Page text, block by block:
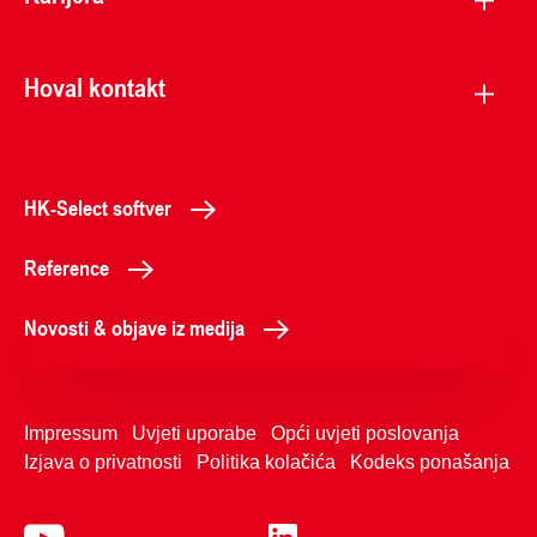
Hoval kontakt
HK-Select softver
Reference
Novosti & objave iz medija
Impressum Uvjeti uporabe
Opći uvjeti poslovanja
Izjava o privatnosti
Politika kolačića Kodeks ponašanja